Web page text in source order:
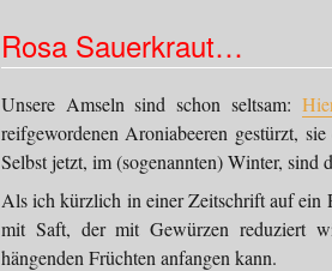
Rosa Sauerkraut…
Unsere Amseln sind schon seltsam:
reifgewordenen Aroniabeeren gestürzt,
Selbst jetzt, im (sogenannten) Winter, sind
Als ich kürzlich in einer Zeitschrift auf ein
mit Saft, der mit Gewürzen reduziert
hängenden Früchten anfangen kann.